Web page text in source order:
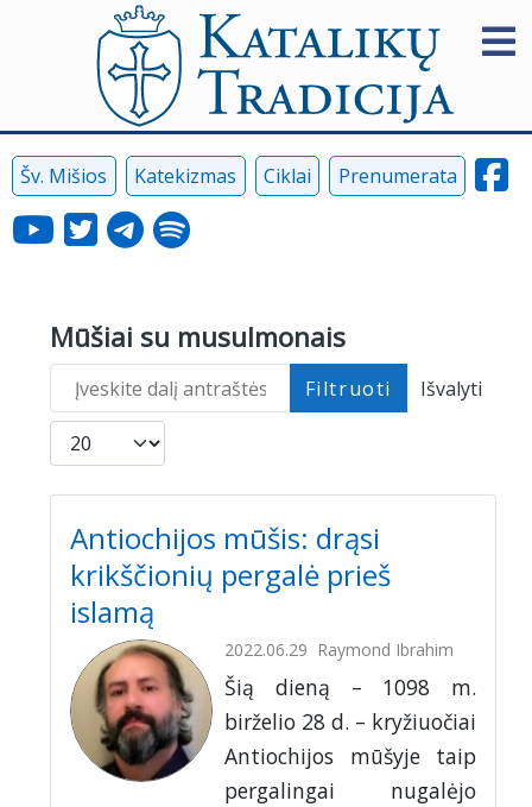
Šv. Mišios Katekizmas Ciklai Prenumerata
Mūšiai su musulmonais
Įveskite dalį antraštės Filtruoti
Išvalyti
Rodyti po
Antiochijos mūšis: drąsi
krikščionių pergalė prieš
islamą
2022.06.29 Raymond Ibrahim
Šią dieną – 1098 m.
birželio 28 d. – kryžiuočiai
Antiochijos mūšyje taip
pergalingai nugalėjo